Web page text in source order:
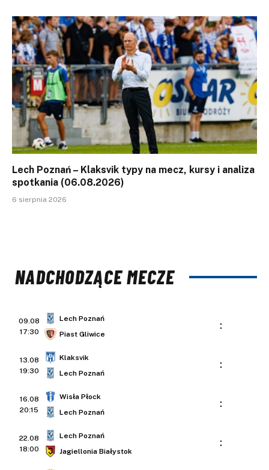
Lech Poznań – Klaksvik typy na mecz, kursy i analiza
spotkania (06.08.2026)
6 sierpnia 2026
NADCHODZĄCE MECZE
09.08
17:30
Lech Poznań
Piast Gliwice
:
13.08
19:30
Klaksvik
Lech Poznań
:
16.08
20:15
Wisła Płock
Lech Poznań
:
22.08
18:00
Lech Poznań
Jagiellonia Białystok
: